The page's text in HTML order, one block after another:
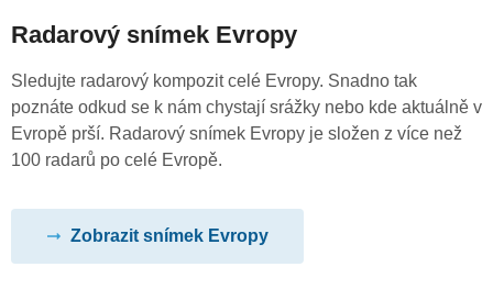
Radarový snímek Evropy
Sledujte radarový kompozit celé Evropy. Snadno tak
poznáte odkud se k nám chystají srážky nebo kde aktuálně v
Evropě prší. Radarový snímek Evropy je složen z více než
100 radarů po celé Evropě.
Zobrazit snímek Evropy